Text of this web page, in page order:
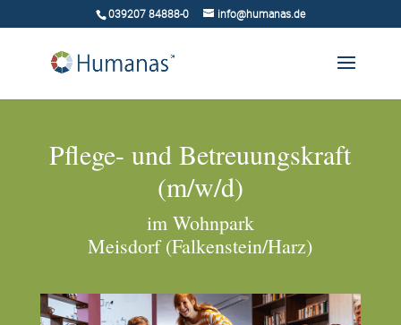
039207 84888-0 info@humanas.de
Pflege- und Betreuungskraft
(m/w/d)
im Wohnpark
Meisdorf (Falkenstein/Harz)